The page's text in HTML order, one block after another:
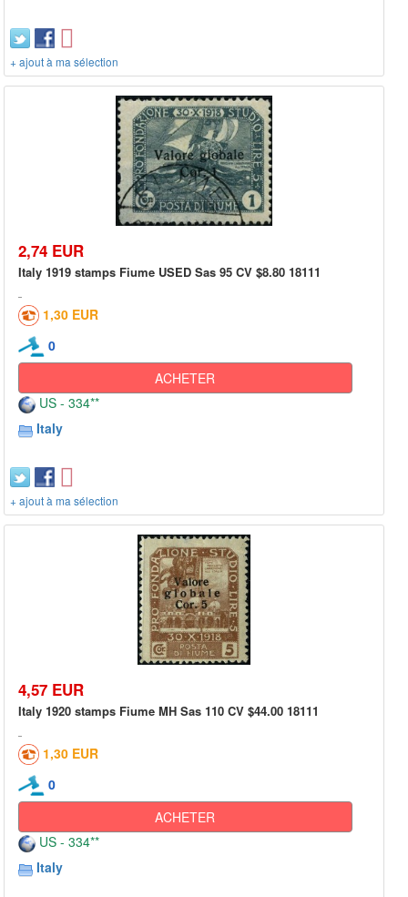
+ ajout à ma sélection
2,74 EUR
Italy 1919 stamps Fiume USED Sas 95 CV $8.80 18111
1,30 EUR
0
ACHETER
US - 334**
Italy
+ ajout à ma sélection
4,57 EUR
Italy 1920 stamps Fiume MH Sas 110 CV $44.00 18111
1,30 EUR
0
ACHETER
US - 334**
Italy